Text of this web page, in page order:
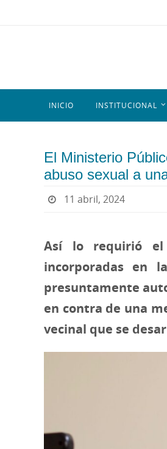
INICIO INSTITUCIONAL
El Ministerio
abuso sexual a
11 abril, 2024
Así lo requirió el
incorporadas en
presuntamente
en contra de una
vecinal que se